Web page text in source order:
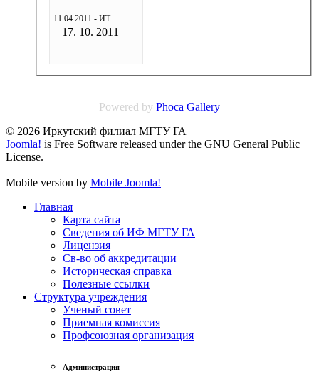
11.04.2011 - ИТ...
17. 10. 2011
Powered by Phoca Gallery
© 2026 Иркутский филиал МГТУ ГА
Joomla! is Free Software released under the GNU General Public
License.
Mobile version by Mobile Joomla!
Главная
Карта сайта
Сведения об ИФ МГТУ ГА
Лицензия
Св-во об аккредитации
Историческая справка
Полезные ссылки
Структура учреждения
Ученый совет
Приемная комиссия
Профсоюзная организация
Администрация